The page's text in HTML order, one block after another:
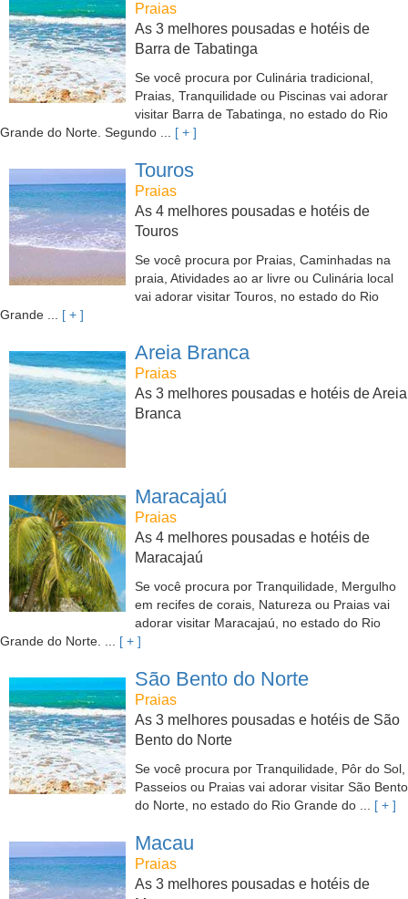
Praias
As 3 melhores pousadas e hotéis de
Barra de Tabatinga
Se você procura por Culinária tradicional,
Praias, Tranquilidade ou Piscinas vai adorar
visitar Barra de Tabatinga, no estado do Rio
Grande do Norte. Segundo ... [ + ]
Touros
Praias
As 4 melhores pousadas e hotéis de
Touros
Se você procura por Praias, Caminhadas na
praia, Atividades ao ar livre ou Culinária local
vai adorar visitar Touros, no estado do Rio
Grande ... [ + ]
Areia Branca
Praias
As 3 melhores pousadas e hotéis de Areia
Branca
Maracajaú
Praias
As 4 melhores pousadas e hotéis de
Maracajaú
Se você procura por Tranquilidade, Mergulho
em recifes de corais, Natureza ou Praias vai
adorar visitar Maracajaú, no estado do Rio
Grande do Norte. ... [ + ]
São Bento do Norte
Praias
As 3 melhores pousadas e hotéis de São
Bento do Norte
Se você procura por Tranquilidade, Pôr do Sol,
Passeios ou Praias vai adorar visitar São Bento
do Norte, no estado do Rio Grande do ... [ + ]
Macau
Praias
As 3 melhores pousadas e hotéis de